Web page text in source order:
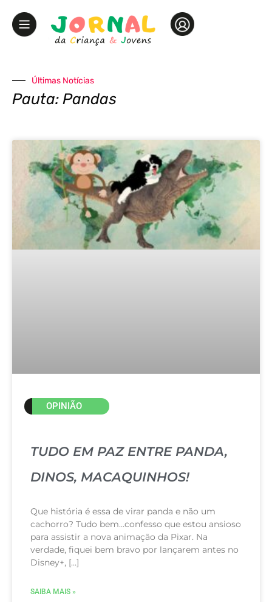
Últimas Notícias
Pauta: Pandas
OPINIÃO
TUDO EM PAZ ENTRE PANDA,
DINOS, MACAQUINHOS!
Que história é essa de virar panda e não um
cachorro? Tudo bem…confesso que estou ansioso
para assistir a nova animação da Pixar. Na
verdade, fiquei bem bravo por lançarem antes no
Disney+, […]
SAIBA MAIS »